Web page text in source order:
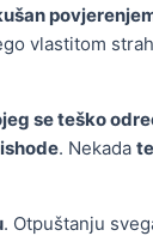
vlastitom
se teško
. Nekada
. Otpuštanju